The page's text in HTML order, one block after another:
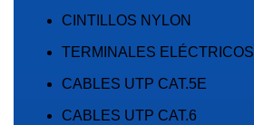
CINTILLOS NYLON
TERMINALES ELÉCTRICOS
CABLES UTP CAT.5E
CABLES UTP CAT.6